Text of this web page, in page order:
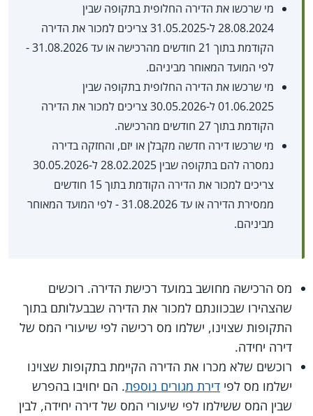
מי שרכשו את הדירה החלופית בתקופה שבין
28.08.2024 ל-31.05.2025 צריכים למכור את הדירה
הקודמת בתוך 21 חודשים מהרכישה או עד 31.08.2026 -
לפי המועד המאוחר מביניהם.
מי שרכשו את הדירה החלופית בתקופה שבין
01.06.2025 ל-30.05.2026 צריכים למכור את הדירה
הקודמת בתוך 27 חודשים מהרכישה.
מי שרכשו דירה חדשה מקבלן או יזם, והחזקה בדירה
נמסרה להם בתקופה שבין 28.02.2025 ל-30.05.2026
צריכים למכור את הדירה הקודמת בתוך 15 חודשים
ממסירת הדירה או עד 31.08.2026 - לפי המועד המאוחר
מביניהם.
מס הרכישה מחושב במועד רכישת הדירה. רוכשים
שהצהירו שבכוונתם למכור את הדירה שבבעלותם בתוך
התקופות שצוינו, ישלמו מס רכישה לפי שיעורי המס של
דירה יחידה.
רוכשים שלא מכרו את הדירה הקיימת בתקופות שצוינו
ישלמו מס לפי דירת מגורים נוספת. הם יחויבו בהפרש
שבין המס ששילמו לפי שיעורי המס של דירה יחידה, לבין